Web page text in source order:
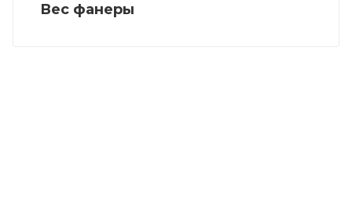
Вес фанеры